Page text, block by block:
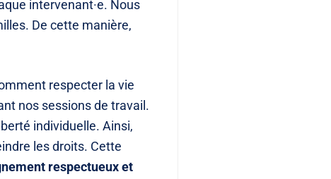
intervenant·e. Nous
De cette manière,
respecter la vie
nos sessions de travail.
individuelle. Ainsi,
les droits. Cette
respectueux et